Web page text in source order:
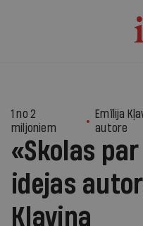
1 no 2
miljoniem
Emīlija
autore
«Skolas
idejas
Kļaviņa